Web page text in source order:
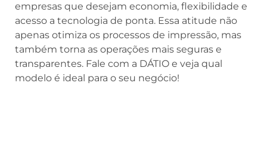
empresas que desejam economia, flexibilidade e
acesso a tecnologia de ponta. Essa atitude não
apenas otimiza os processos de impressão, mas
também torna as operações mais seguras e
transparentes. Fale com a DÁTIO e veja qual
modelo é ideal para o seu negócio!